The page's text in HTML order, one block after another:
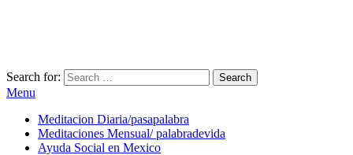
Search for: Search
Menu
Meditacion Diaria/pasapalabra
Meditaciones Mensual/ palabradevida
Ayuda Social en Mexico